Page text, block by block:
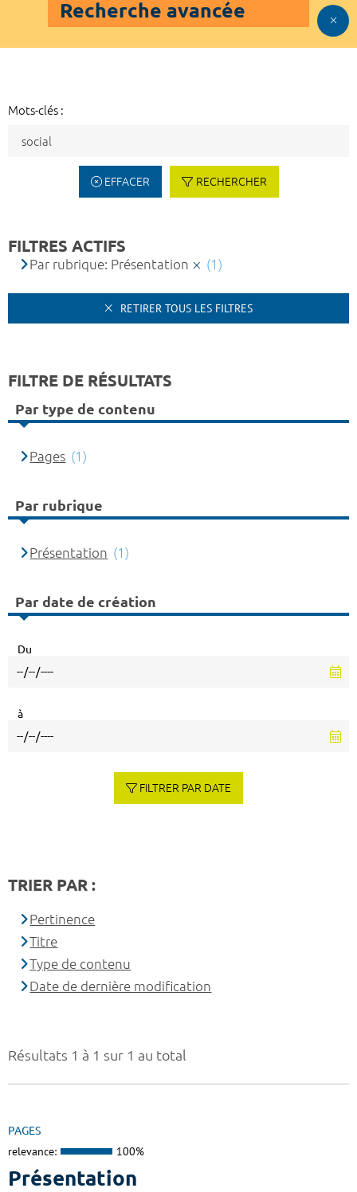
Recherche avancée
Mots-clés :
EFFACER RECHERCHER
Résultats 1 à 1 sur 1 au total
PAGES
relevance: 100%
Présentation
FILTRES ACTIFS
Par rubrique: Présentation (1)
RETIRER TOUS LES FILTRES
FILTRE DE RÉSULTATS
Par type de contenu
Pages (1)
Par rubrique
Présentation (1)
Par date de création
Du
à
FILTRER PAR DATE
TRIER PAR :
Pertinence
Titre
Type de contenu
Date de dernière modification